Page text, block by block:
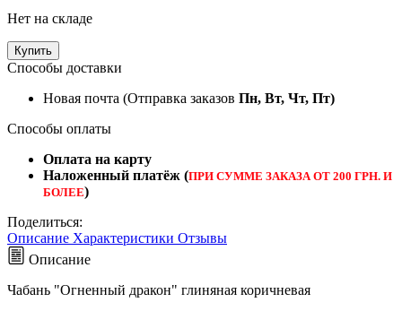
Нет на складе
Купить
Способы доставки
Новая почта (Отправка заказов Пн, Вт, Чт, Пт)
Способы оплаты
Оплата на карту
Наложенный платёж (ПРИ СУММЕ ЗАКАЗА ОТ 200 ГРН. И
БОЛЕЕ)
Поделиться:
Описание Характеристики Отзывы
Описание
Чабань "Огненный дракон" глиняная коричневая